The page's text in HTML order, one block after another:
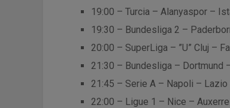
19:00 – Turcia – Alanyaspor –
19:30 – Bundesliga 2 –
20:00 – SuperLiga – ”U” Cluj –
21:30 – Bundesliga – Dortmund
21:45 – Serie A – Napoli –
22:00 – Ligue 1 – Nice –